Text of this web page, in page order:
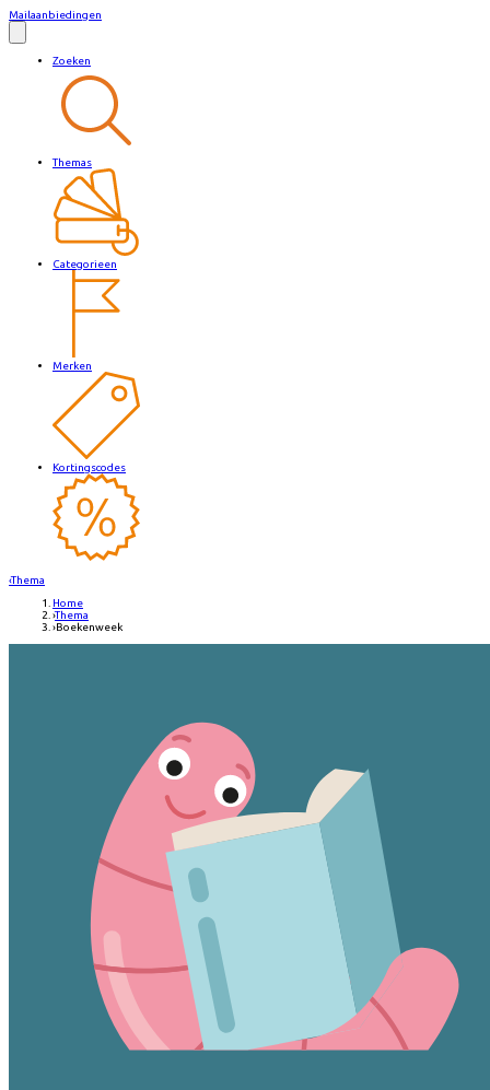
Mailaanbiedingen
Zoeken
Themas
Categorieen
Merken
Kortingscodes
‹Thema
Home
›Thema
›Boekenweek